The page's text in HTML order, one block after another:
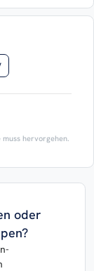
hervorgehen.
oder